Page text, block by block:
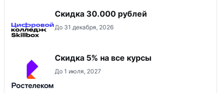
Скидка 30.000 рублей
До 31 декабря, 2026
Скидка 5% на все курсы
До 1 июля, 2027